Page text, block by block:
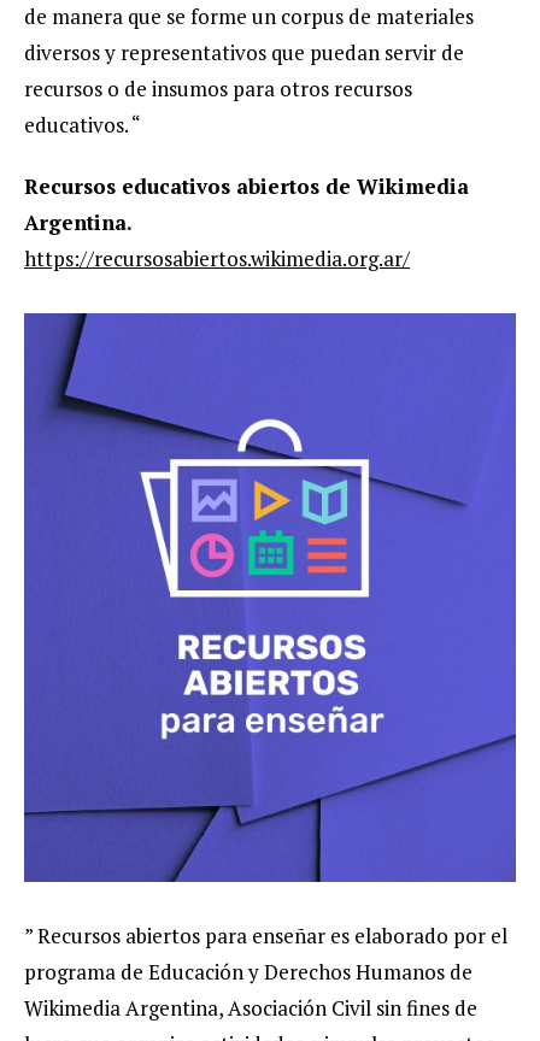
de manera que se forme un corpus de materiales
diversos y representativos que puedan servir de
recursos o de insumos para otros recursos
educativos. “
Recursos educativos abiertos de Wikimedia
Argentina.
https://recursosabiertos.wikimedia.org.ar/
” Recursos abiertos para enseñar es elaborado por el
programa de Educación y Derechos Humanos de
Wikimedia Argentina, Asociación Civil sin fines de